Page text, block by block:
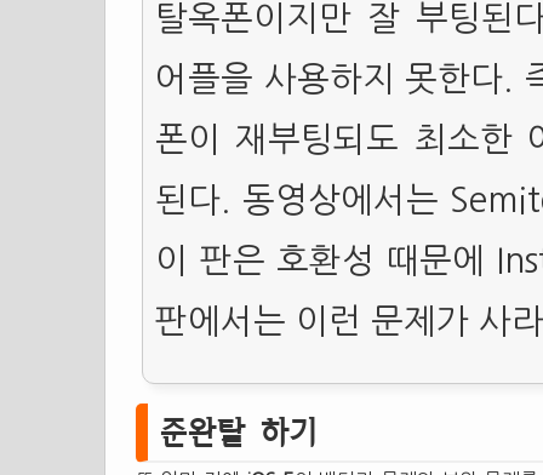
탈옥폰이지만 잘 부팅된
어플을 사용하지 못한다.
폰이 재부팅되도 최소한
된다. 동영상에서는
이 판은 호환성 때문에
판에서는 이런 문제가 사
준완탈 하기